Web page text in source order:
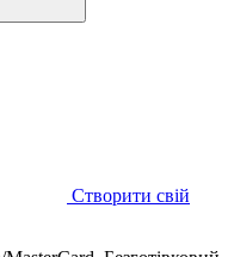
Створити свій